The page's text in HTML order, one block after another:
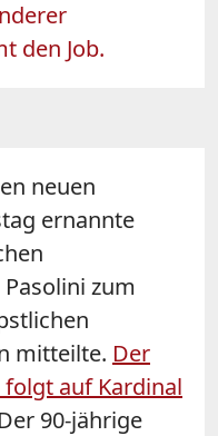
den Job.
neuen
ernannte
zum
mitteilte. Der
auf Kardinal
Der 90-jährige